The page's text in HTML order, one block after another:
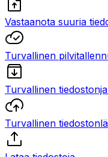
Vastaanota suuria
Turvallinen
Turvallinen
Turvallinen